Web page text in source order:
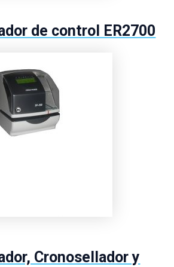
de control ER2700
Cronosellador y